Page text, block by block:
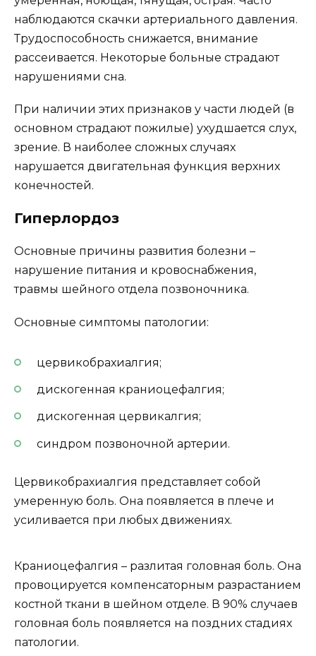
наблюдаются скачки артериального давления.
Трудоспособность снижается, внимание
рассеивается. Некоторые больные страдают
нарушениями сна.
При наличии этих признаков у части людей (в
основном страдают пожилые) ухудшается слух,
зрение. В наиболее сложных случаях
нарушается двигательная функция верхних
конечностей.
Гиперлордоз
Основные причины развития болезни –
нарушение питания и кровоснабжения,
травмы шейного отдела позвоночника.
Основные симптомы патологии:
цервикобрахиалгия;
дискогенная краниоцефалгия;
дискогенная цервикалгия;
синдром позвоночной артерии.
Цервикобрахиалгия представляет собой
умеренную боль. Она появляется в плече и
усиливается при любых движениях.
Краниоцефалгия – разлитая головная боль. Она
провоцируется компенсаторным разрастанием
костной ткани в шейном отделе. В 90% случаев
головная боль появляется на поздних стадиях
патологии.